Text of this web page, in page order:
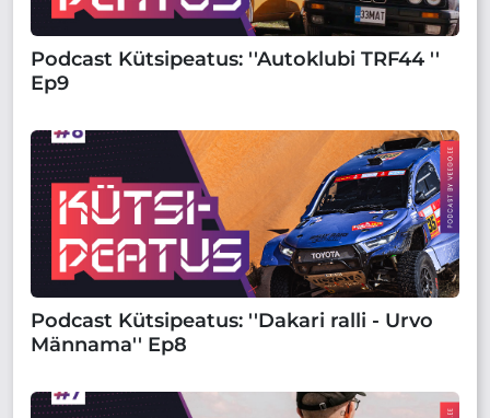
Podcast Kütsipeatus: ''Autoklubi TRF44 ''
Ep9
Podcast Kütsipeatus: ''Dakari ralli - Urvo
Männama'' Ep8